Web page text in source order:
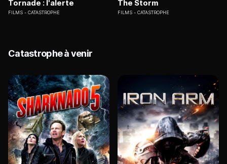
Tornade : l'alerte
FILMS CATASTROPHE
The Storm
FILMS CATASTROPHE
Catastrophe à venir